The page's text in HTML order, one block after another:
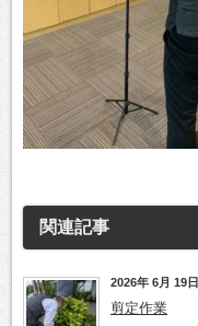
関連記事
2026年 6月 19日
剪定作業